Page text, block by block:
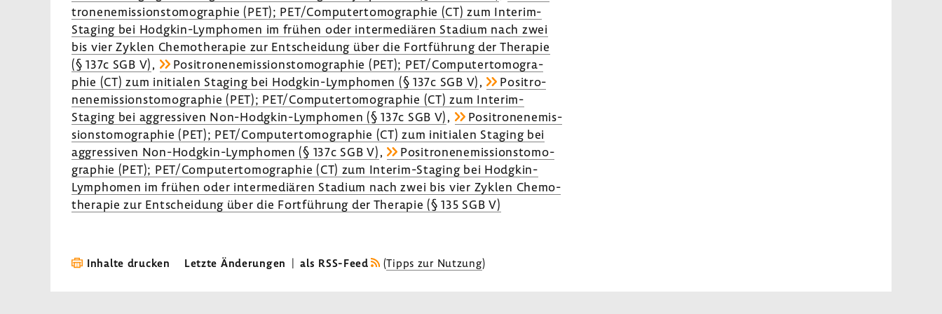
tro­nen­emis­si­ons­to­mo­gra­phie (PET); PET/Compu­ter­to­mo­gra­phie (CT) zum Interim-​
Staging bei Hodgkin-​Lymphomen im frühen oder inter­me­diären Stadium nach zwei
bis vier Zyklen Chemo­the­rapie zur Entschei­dung über die Fort­füh­rung der Therapie
(§ 137c SGB V),
Posi­tro­nen­emis­si­ons­to­mo­gra­phie (PET); PET/Compu­ter­to­mo­gra­
phie (CT) zum initialen Staging bei Hodgkin-​Lymphomen (§ 137c SGB V),
Posi­tro­
nen­emis­si­ons­to­mo­gra­phie (PET); PET/Compu­ter­to­mo­gra­phie (CT) zum Interim-​
Staging bei aggres­siven Non-​Hodgkin-Lymphomen (§ 137c SGB V),
Posi­tro­nen­emis­
si­ons­to­mo­gra­phie (PET); PET/Compu­ter­to­mo­gra­phie (CT) zum initialen Staging bei
aggres­siven Non-​Hodgkin-Lymphomen (§ 137c SGB V),
Posi­tro­nen­emis­si­ons­to­mo­
gra­phie (PET); PET/Compu­ter­to­mo­gra­phie (CT) zum Interim-​Staging bei Hodgkin-​
Lymphomen im frühen oder inter­me­diären Stadium nach zwei bis vier Zyklen Chemo­
the­rapie zur Entschei­dung über die Fort­füh­rung der Therapie (§ 135 SGB V)
Inhalte drucken Letzte Änderungen | als RSS-Feed (Tipps zur Nutzung)